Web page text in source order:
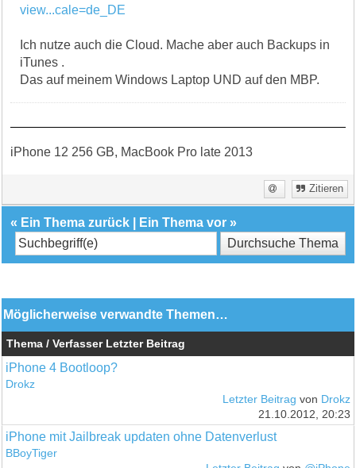
view...cale=de_DE
Ich nutze auch die Cloud. Mache aber auch Backups in
iTunes .
Das auf meinem Windows Laptop UND auf den MBP.
iPhone 12 256 GB, MacBook Pro late 2013
Zitieren
« Ein Thema zurück Ein Thema vor »
Möglicherweise verwandte Themen…
Thema / Verfasser Letzter Beitrag
iPhone 4 Bootloop?
Drokz
Letzter Beitrag von Drokz
21.10.2012, 20:23
iPhone mit Jailbreak updaten ohne Datenverlust
BBoyTiger